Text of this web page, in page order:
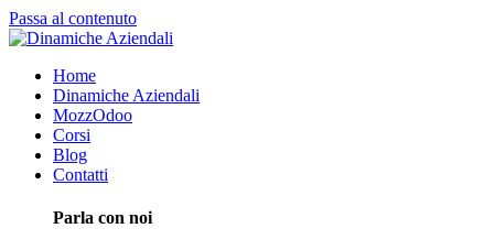
Passa al contenuto
Home
Dinamiche Aziendali
MozzOdoo
Corsi
Blog
Contatti
Parla con noi